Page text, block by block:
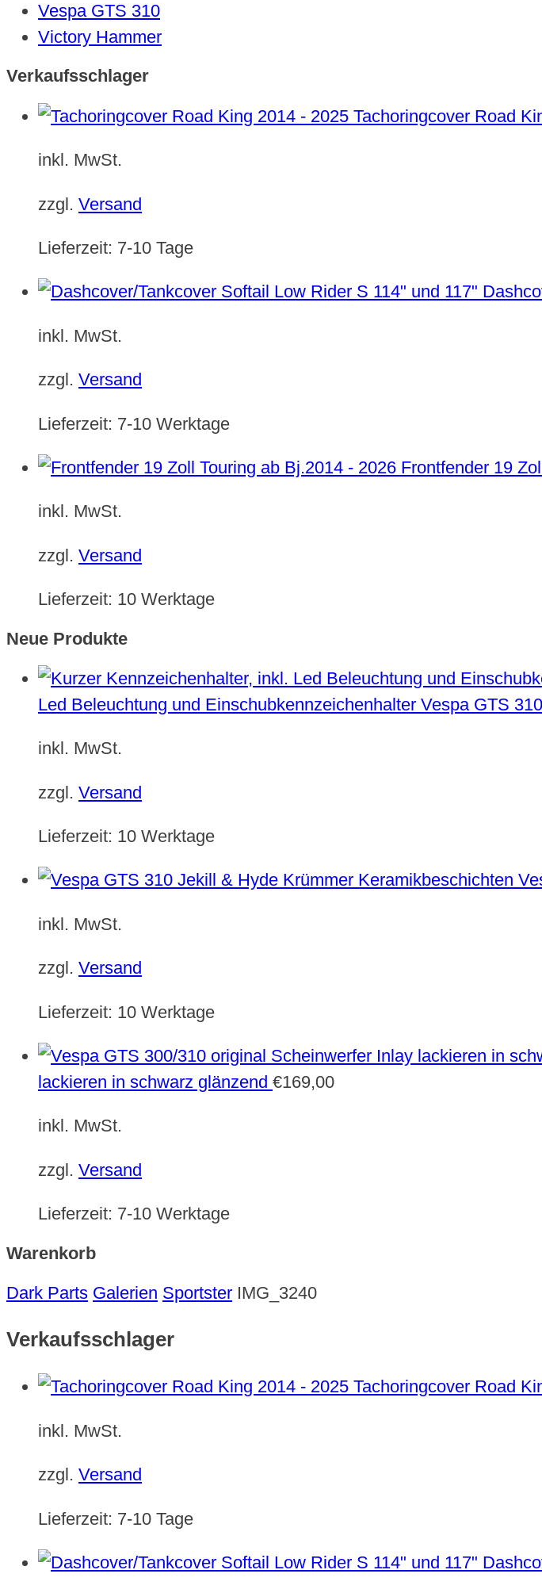
Vespa GTS 310
Victory Hammer
Verkaufsschlager
Tachoringcover Road
inkl. MwSt.
zzgl. Versand
Lieferzeit: 7-10 Tage
inkl. MwSt.
zzgl. Versand
Lieferzeit: 7-10 Werktage
Frontfender 19
inkl. MwSt.
zzgl. Versand
Lieferzeit: 10 Werktage
Neue Produkte
Led Beleuchtung und Einschubkennzeichenhalter Vespa GTS 310
inkl. MwSt.
zzgl. Versand
Lieferzeit: 10 Werktage
inkl. MwSt.
zzgl. Versand
Lieferzeit: 10 Werktage
lackieren in schwarz glänzend €169,00
inkl. MwSt.
zzgl. Versand
Lieferzeit: 7-10 Werktage
Warenkorb
Dark Parts Galerien Sportster IMG_3240
Verkaufsschlager
Tachoringcover Road
inkl. MwSt.
zzgl. Versand
Lieferzeit: 7-10 Tage